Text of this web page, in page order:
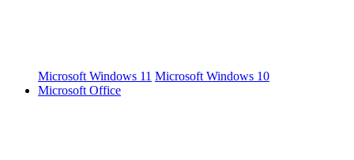
Microsoft Windows 11 Microsoft Windows 10
Microsoft Office